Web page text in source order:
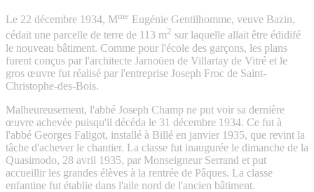
Le 22 décembre 1934, Mme Eugénie Gentilhomme, veuve Bazin,
cédait une parcelle de terre de 113 m2 sur laquelle allait être édidifé
le nouveau bâtiment. Comme pour l'école des garçons, les plans
furent conçus par l'architecte Jarnoüen de Villartay de Vitré et le
gros œuvre fut réalisé par l'entreprise Joseph Froc de Saint-
Christophe-des-Bois.
Malheureusement, l'abbé Joseph Champ ne put voir sa dernière
œuvre achevée puisqu'il décéda le 31 décembre 1934. Ce fut à
l'abbé Georges Faligot, installé à Billé en janvier 1935, que revint la
tâche d'achever le chantier. La classe fut inaugurée le dimanche de la
Quasimodo, 28 avril 1935, par Monseigneur Serrand et put
accueillir les grandes élèves à la rentrée de Pâques. La classe
enfantine fut établie dans l'aile nord de l'ancien bâtiment.